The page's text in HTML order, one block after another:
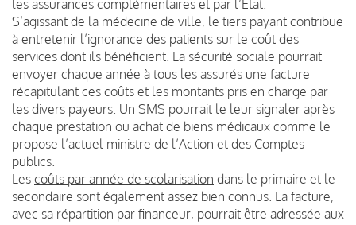
les assurances complémentaires et par l’Etat.
S’agissant de la médecine de ville, le tiers payant contribue
à entretenir l’ignorance des patients sur le coût des
services dont ils bénéficient. La sécurité sociale pourrait
envoyer chaque année à tous les assurés une facture
récapitulant ces coûts et les montants pris en charge par
les divers payeurs. Un SMS pourrait le leur signaler après
chaque prestation ou achat de biens médicaux comme le
propose l’actuel ministre de l’Action et des Comptes
publics.
Les coûts par année de scolarisation dans le primaire et le
secondaire sont également assez bien connus. La facture,
avec sa répartition par financeur, pourrait être adressée aux